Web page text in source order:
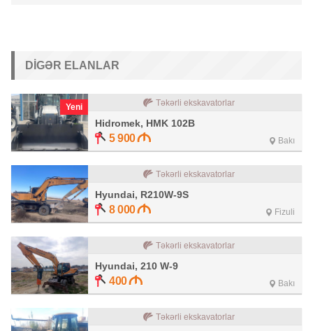
DIGƏR ELANLAR
Yeni Təkərli ekskavatorlar
Hidromek, HMK 102B
5 900 Bakı
Təkərli ekskavatorlar
Hyundai, R210W-9S
8 000 Fizuli
Təkərli ekskavatorlar
Hyundai, 210 W-9
400 Bakı
Təkərli ekskavatorlar